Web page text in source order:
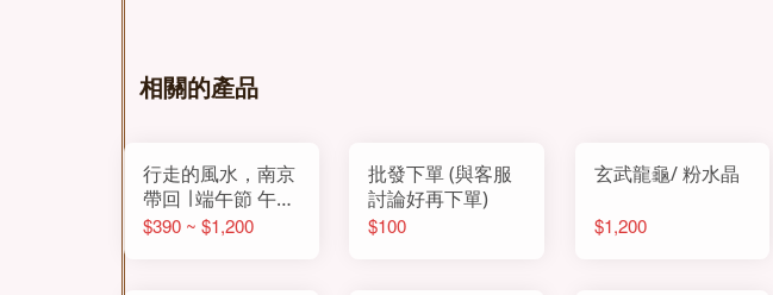
相關的產品
行走的風水，南京
帶回 ∣ 端午節 午時
親曬陽氣/藏納玄
$390 ~ $1,200
批發下單 (與客服
討論好再下單)
$100
玄武龍龜/ 粉水晶
$1,200